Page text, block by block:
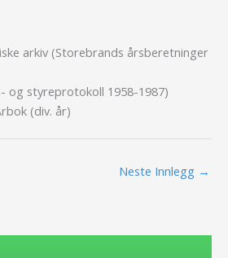
arkiv (Storebrands årsberetninger
og styreprotokoll 1958-1987)
(div. år)
Neste Innlegg →